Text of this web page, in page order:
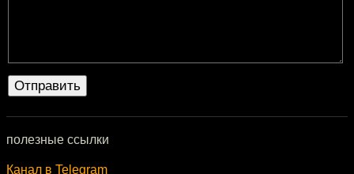
полезные ссылки
Канал в Telegram